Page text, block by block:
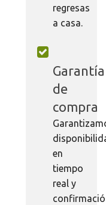
regresas
a casa.
Garantía
de
compra
en
tiempo
real y